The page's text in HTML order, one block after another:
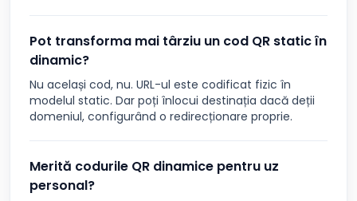
Pot transforma mai târziu un cod QR static în
dinamic?
Nu același cod, nu. URL-ul este codificat fizic în
modelul static. Dar poți înlocui destinația dacă deții
domeniul, configurând o redirecționare proprie.
Merită codurile QR dinamice pentru uz
personal?